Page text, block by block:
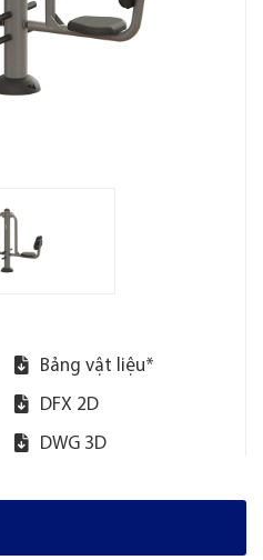
Bảng vật liệu*
DFX 2D
DWG 3D